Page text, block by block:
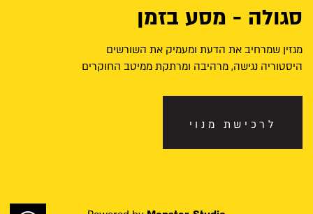
סגולה - מסע בזמן
מגזין שמרחיב את הדעת ומעמיק את השורשים
היסטוריה נגישה, מרהיבה ומרתקת ממיטב החוקרים
לרכישת מנוי